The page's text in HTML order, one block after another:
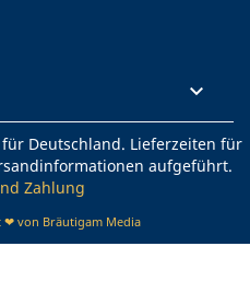

Deutschland. Lieferzeiten für
aufgeführt.
Zahlung
von Bräutigam Media